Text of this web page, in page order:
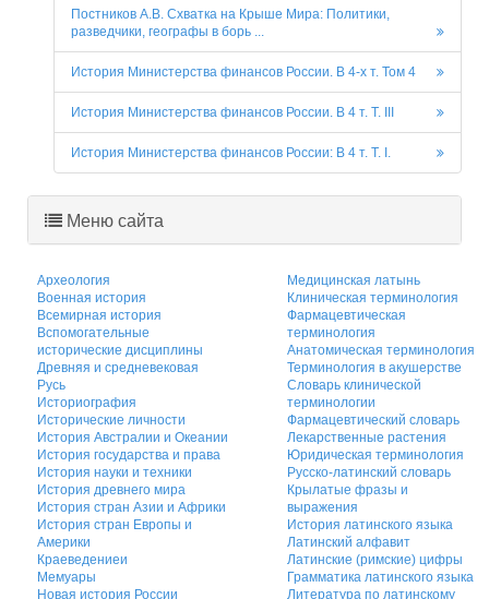
Постников А.В. Схватка на Крыше Мира: Политики,
разведчики, географы в борь ...
История Министерства финансов России. В 4-х т. Том 4
История Министерства финансов России. В 4 т. Т. III
История Министерства финансов России: В 4 т. Т. I.
Меню сайта
Археология
Военная история
Всемирная история
Вспомогательные
исторические дисциплины
Древняя и средневековая
Русь
Историография
Исторические личности
История Австралии и Океании
История государства и права
История науки и техники
История древнего мира
История стран Азии и Африки
История стран Европы и
Америки
Краеведениеи
Мемуары
Новая история России
Медицинская латынь
Клиническая терминология
Фармацевтическая
терминология
Анатомическая терминология
Терминология в акушерстве
Словарь клинической
терминологии
Фармацевтический словарь
Лекарственные растения
Юридическая терминология
Русско-латинский словарь
Крылатые фразы и
выражения
История латинского языка
Латинский алфавит
Латинские (римские) цифры
Грамматика латинского языка
Литература по латинскому